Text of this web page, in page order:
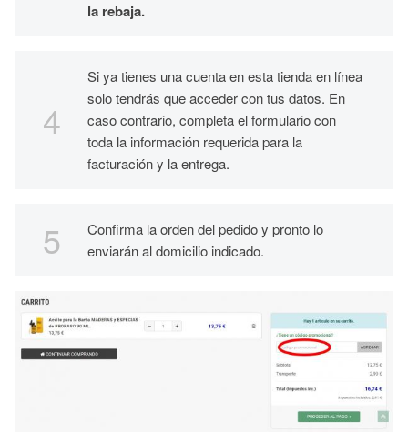
la rebaja.
Si ya tienes una cuenta en esta tienda en línea
solo tendrás que acceder con tus datos. En
caso contrario, completa el formulario con
toda la información requerida para la
facturación y la entrega.
Confirma la orden del pedido y pronto lo
enviarán al domicilio indicado.